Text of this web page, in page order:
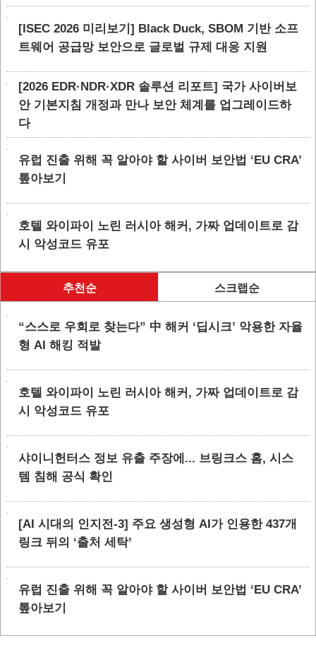
[ISEC 2026 미리보기] Black Duck, SBOM 기반 소프
트웨어 공급망 보안으로 글로벌 규제 대응 지원
[2026 EDR·NDR·XDR 솔루션 리포트] 국가 사이버보
안 기본지침 개정과 만나 보안 체계를 업그레이드하
다
유럽 진출 위해 꼭 알아야 할 사이버 보안법 ‘EU CRA’
톺아보기
호텔 와이파이 노린 러시아 해커, 가짜 업데이트로 감
시 악성코드 유포
추천순 스크랩순
“스스로 우회로 찾는다” 中 해커 ‘딥시크’ 악용한 자율
형 AI 해킹 적발
호텔 와이파이 노린 러시아 해커, 가짜 업데이트로 감
시 악성코드 유포
샤이니헌터스 정보 유출 주장에... 브링크스 홈, 시스
템 침해 공식 확인
[AI 시대의 인지전-3] 주요 생성형 AI가 인용한 437개
링크 뒤의 ‘출처 세탁’
유럽 진출 위해 꼭 알아야 할 사이버 보안법 ‘EU CRA’
톺아보기